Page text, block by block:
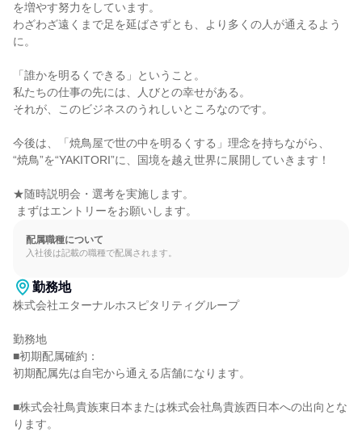
を増やす努力をしています。
わざわざ遠くまで足を延ばさずとも、より多くの人が通えるよう
に。
「誰かを明るくできる」ということ。
私たちの仕事の先には、人びとの幸せがある。
それが、このビジネスのうれしいところなのです。
今後は、「焼鳥屋で世の中を明るくする」理念を持ちながら、
“焼鳥”を“YAKITORI”に、国境を越え世界に展開していきます！
★随時説明会・選考を実施します。
まずはエントリーをお願いします。
配属職種について
入社後は記載の職種で配属されます。
勤務地
株式会社エターナルホスピタリティグループ
勤務地
■初期配属確約：
初期配属先は自宅から通える店舗になります。
■株式会社鳥貴族東日本または株式会社鳥貴族西日本への出向とな
ります。